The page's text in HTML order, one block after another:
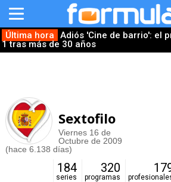
Última hora
Adiós 'Cine de barrio': el
1 tras más de 30 años
Sextofilo
Viernes 16 de
Octubre de 2009
(hace 6.138 días)
184
series
320
programas